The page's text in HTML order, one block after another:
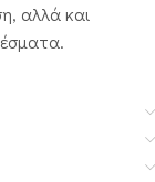
αλλά και